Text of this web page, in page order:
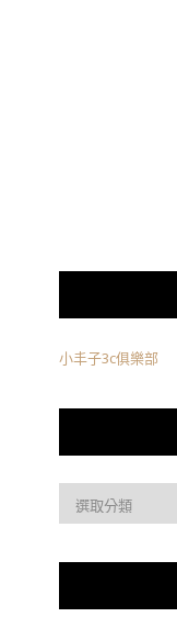
小丰子3c俱樂部